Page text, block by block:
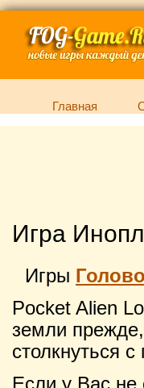
Главная
Игра
Игры
Pocket Alien
земли
столкнуться
Если у Вас не